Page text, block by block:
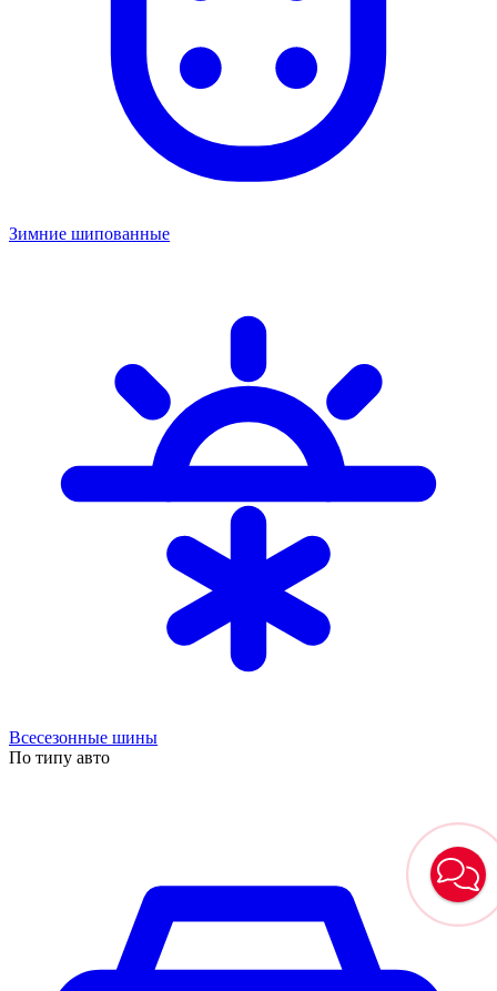
Зимние шипованные
Всесезонные шины
По типу авто